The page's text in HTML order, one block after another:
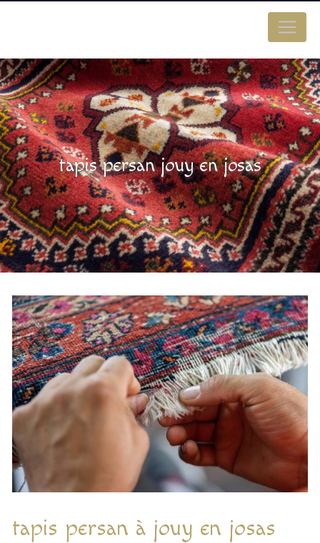
tapis persan jouy en josas
tapis persan à jouy en josas